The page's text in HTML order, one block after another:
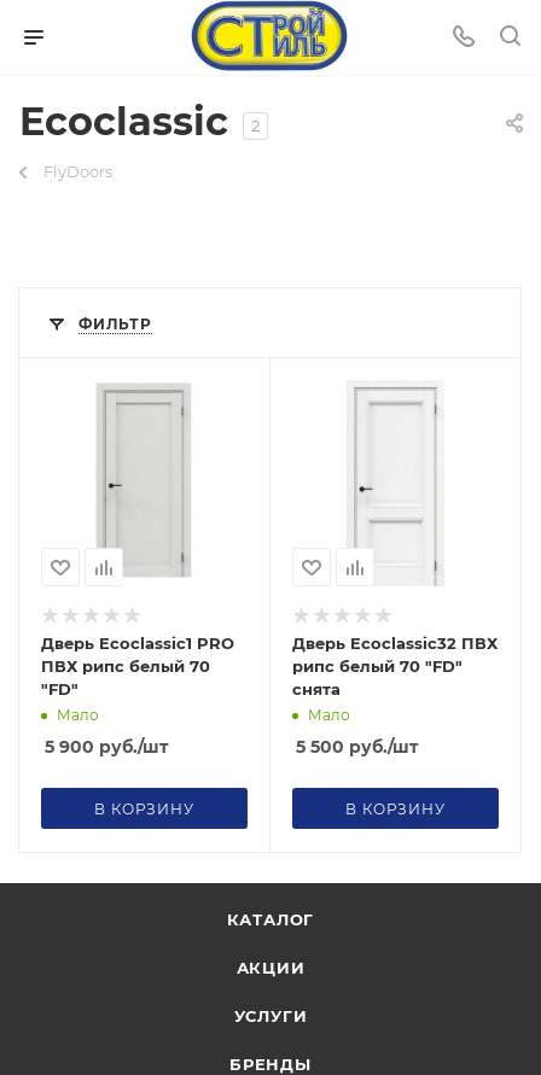
Ecoclassic 2
FlyDoors
ФИЛЬТР
Дверь Ecoclassic1 PRO
ПВХ рипс белый 70
"FD"
Мало
5 900 руб./шт
В КОРЗИНУ
Дверь Ecoclassic32 ПВХ
рипс белый 70 "FD"
снята
Мало
5 500 руб./шт
В КОРЗИНУ
КАТАЛОГ
АКЦИИ
УСЛУГИ
БРЕНДЫ